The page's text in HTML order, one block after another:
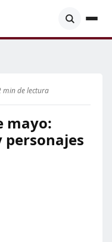
min de lectura
mayo:
personajes